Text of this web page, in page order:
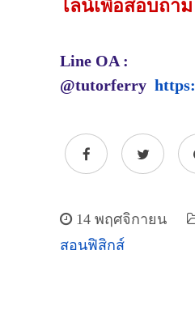
ไลน์เพื่อสอบถาม
Line OA :
@tutorferry
14 พฤศจิกายน
สอนฟิสิกส์